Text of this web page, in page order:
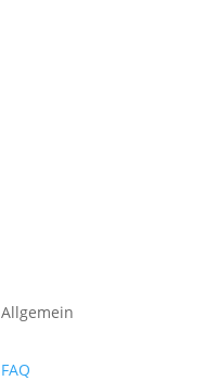
Allgemein
FAQ